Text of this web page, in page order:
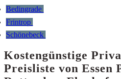
Bedingrade
Frintrop
Schönebeck
Kostengünstige
Preisliste von Essen